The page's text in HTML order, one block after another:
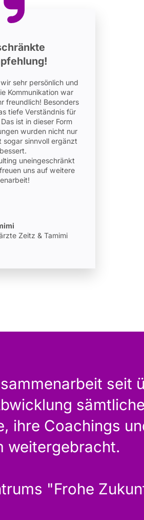
sehr persönlich und
Kommunikation war
freundlich! Besonders
tiefe Verständnis für
ist in dieser Form
wurden nicht nur
sinnvoll ergänzt
uneingeschränkt
uns auf weitere
Zeitz & Tamimi
seit
ihre Coachings
weitergebracht.
"Frohe